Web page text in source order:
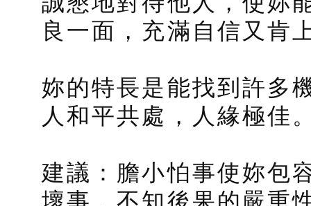
良一面，充滿自信又肯
妳的特長是能找到許多
人和平共處，人緣極佳
建議：膽小怕事使妳包
壞事，不知後果的嚴重